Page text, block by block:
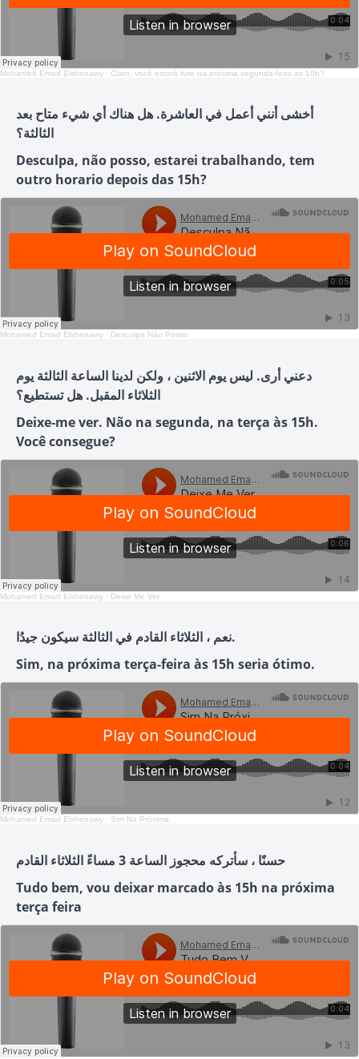
Mohamed Emad Elshenawy · Claro, você estará livre na próxima segunda-feira às 10h?
أخشى أنني أعمل في العاشرة. هل هناك أي شيء متاح بعد
الثالثة؟
Desculpa, não posso, estarei trabalhando, tem
outro horario depois das 15h?
Mohamed Emad Elshenawy · Desculpa Não Posso
دعني أرى. ليس يوم الاثنين ، ولكن لدينا الساعة الثالثة يوم
الثلاثاء المقبل. هل تستطيع؟
Deixe-me ver. Não na segunda, na terça às 15h.
Você consegue?
Mohamed Emad Elshenawy · Deixe Me Ver
نعم ، الثلاثاء القادم في الثالثة سيكون جيدُا.
Sim, na próxima terça-feira às 15h seria ótimo.
Mohamed Emad Elshenawy · Sim Na Próxima
حسنًا ، سأتركه محجوز الساعة 3 مساءً الثلاثاء القادم
Tudo bem, vou deixar marcado às 15h na próxima
terça feira